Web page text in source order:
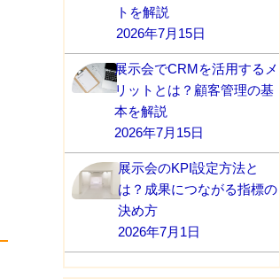
トを解説
2026年7月15日
展示会でCRMを活用するメ
リットとは？顧客管理の基
本を解説
2026年7月15日
展示会のKPI設定方法と
は？成果につながる指標の
決め方
2026年7月1日